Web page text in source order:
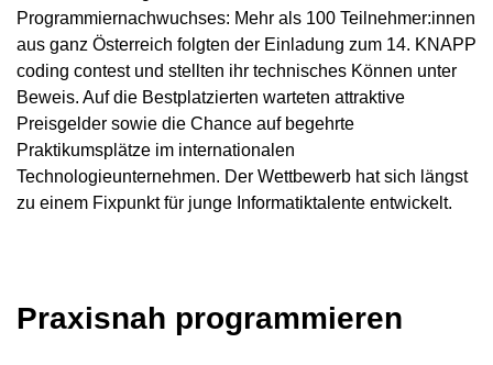
Programmiernachwuchses: Mehr als 100 Teilnehmer:innen
aus ganz Österreich folgten der Einladung zum 14. KNAPP
coding contest und stellten ihr technisches Können unter
Beweis. Auf die Bestplatzierten warteten attraktive
Preisgelder sowie die Chance auf begehrte
Praktikumsplätze im internationalen
Technologieunternehmen. Der Wettbewerb hat sich längst
zu einem Fixpunkt für junge Informatiktalente entwickelt.
Praxisnah programmieren